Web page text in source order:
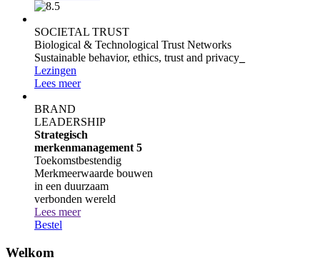
SOCIETAL TRUST
Biological & Technological Trust Networks
Sustainable behavior, ethics, trust and privacy
Lezingen
Lees meer
BRAND
LEADERSHIP
Strategisch
merkenmanagement 5
Toekomstbestendig
Merkmeerwaarde bouwen
in een duurzaam
verbonden wereld
Lees meer
Bestel
Welkom